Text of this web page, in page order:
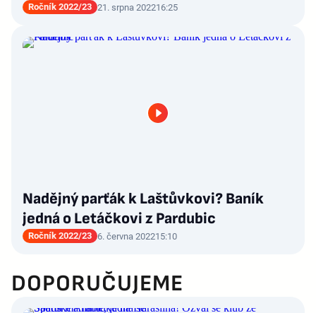
Ročník 2022/23 21. srpna 202216:25
Nadějný parťák k Laštůvkovi? Baník
jedná o Letáčkovi z Pardubic
Ročník 2022/23 6. června 202215:10
DOPORUČUJEME